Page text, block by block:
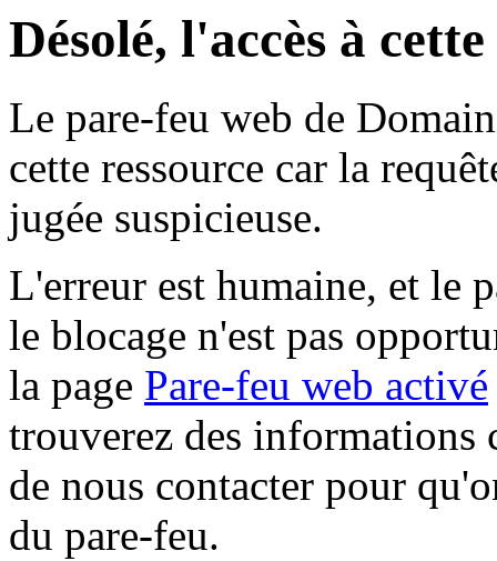
Désolé, l'accès à
Le pare-feu web de
cette ressource car la
jugée suspicieuse.
L'erreur est humaine, et le
le blocage n'est pas
la page Pare-feu web activé
trouverez des informations
de nous contacter pour
du pare-feu.